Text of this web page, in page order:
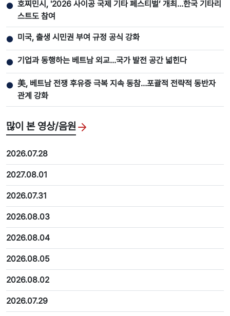
● 호찌민시, '2026 사이공 국제 기타 페스티벌’ 개최…한국 기타리
스트도 참여
● 미국, 출생 시민권 부여 규정 공식 강화
● 기업과 동행하는 베트남 외교…국가 발전 공간 넓힌다
● 美, 베트남 전쟁 후유증 극복 지속 동참…포괄적 전략적 동반자
관계 강화
많이 본 영상/음원
2026.07.28
2027.08.01
2026.07.31
2026.08.03
2026.08.04
2026.08.05
2026.08.02
2026.07.29